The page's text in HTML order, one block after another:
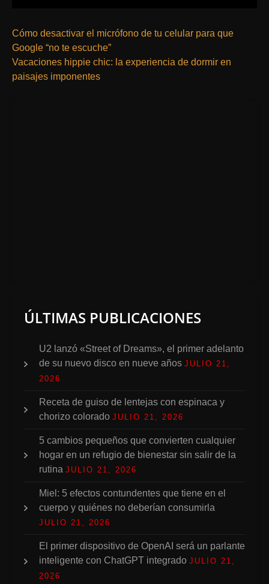
Cómo desactivar el micrófono de tu celular para que
Google “no te escuche”
Vacaciones hippie chic: la experiencia de dormir en
paisajes imponentes
ÚLTIMAS PUBLICACIONES
U2 lanzó «Street of Dreams», el primer adelanto
de su nuevo disco en nueve años JULIO 21,
2026
Receta de guiso de lentejas con espinaca y
chorizo colorado JULIO 21, 2026
5 cambios pequeños que convierten cualquier
hogar en un refugio de bienestar sin salir de la
rutina JULIO 21, 2026
Miel: 5 efectos contundentes que tiene en el
cuerpo y quiénes no deberían consumirla
JULIO 21, 2026
El primer dispositivo de OpenAI será un parlante
inteligente con ChatGPT integrado JULIO 21,
2026